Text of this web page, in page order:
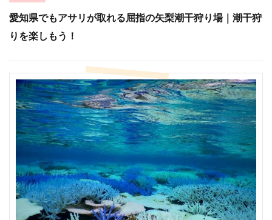
愛知県でもアサリが取れる屈指の矢梨潮干狩り場｜潮干狩
りを楽しもう！